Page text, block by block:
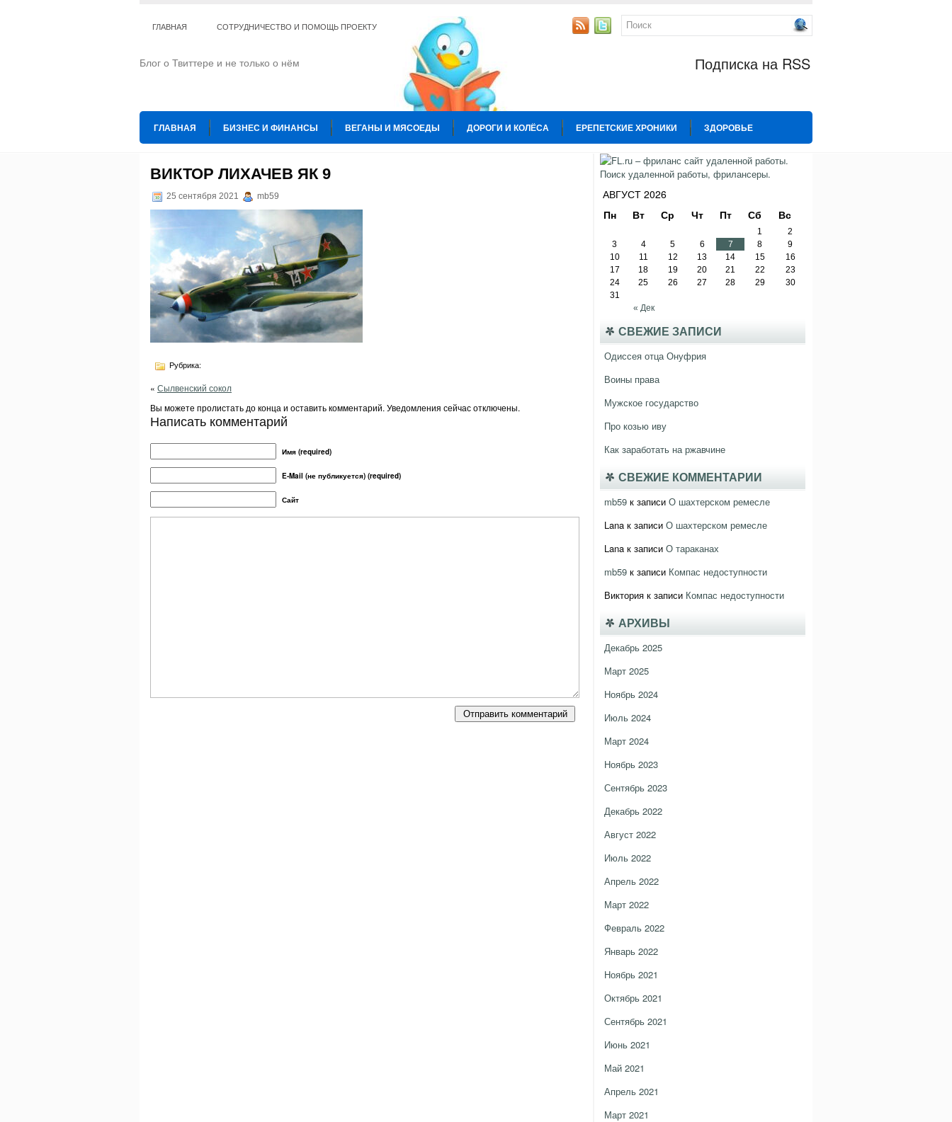
ГЛАВНАЯ СОТРУДНИЧЕСТВО И ПОМОЩЬ ПРОЕКТУ
Блог о Твиттере и не только о нём Подписка на RSS
ГЛАВНАЯ БИЗНЕС И ФИНАНСЫ ВЕГАНЫ И МЯСОЕДЫ ДОРОГИ И КОЛЁСА ЕРЕПЕТСКИЕ ХРОНИКИ ЗДОРОВЬЕ
ОТНОШЕНИЯ СПОРТ ТВИТТЕР
ТЕ КОГО ПРИРУЧИЛИ ШАХМАТЫ
ВИКТОР ЛИХАЧЕВ ЯК 9
25 сентября 2021 mb59
Рубрика:
« Сылвенский сокол
Вы можете пролистать до конца и оставить комментарий. Уведомления сейчас отключены.
Написать комментарий
Имя (required)
E-Mail (не публикуется) (required)
Сайт
АВГУСТ 2026
Пн
Вт Ср Чт Пт Сб Вс
« Дек
1
2
3
4 5 6 7 8
9
10
11 12 13 14 15
16
17
18 19 20 21 22
23
24
25 26 27 28 29
30
31
СВЕЖИЕ ЗАПИСИ
Одиссея отца Онуфрия
Воины права
Мужское государство
Про козью иву
Как заработать на ржавчине
СВЕЖИЕ КОММЕНТАРИИ
mb59 к записи О шахтерском ремесле
Lana к записи О шахтерском ремесле
Lana к записи О тараканах
mb59 к записи Компас недоступности
Виктория к записи Компас недоступности
АРХИВЫ
Декабрь 2025
Март 2025
Ноябрь 2024
Июль 2024
Март 2024
Ноябрь 2023
Сентябрь 2023
Декабрь 2022
Август 2022
Июль 2022
Апрель 2022
Март 2022
Февраль 2022
Январь 2022
Ноябрь 2021
Октябрь 2021
Сентябрь 2021
Июнь 2021
Май 2021
Апрель 2021
Март 2021